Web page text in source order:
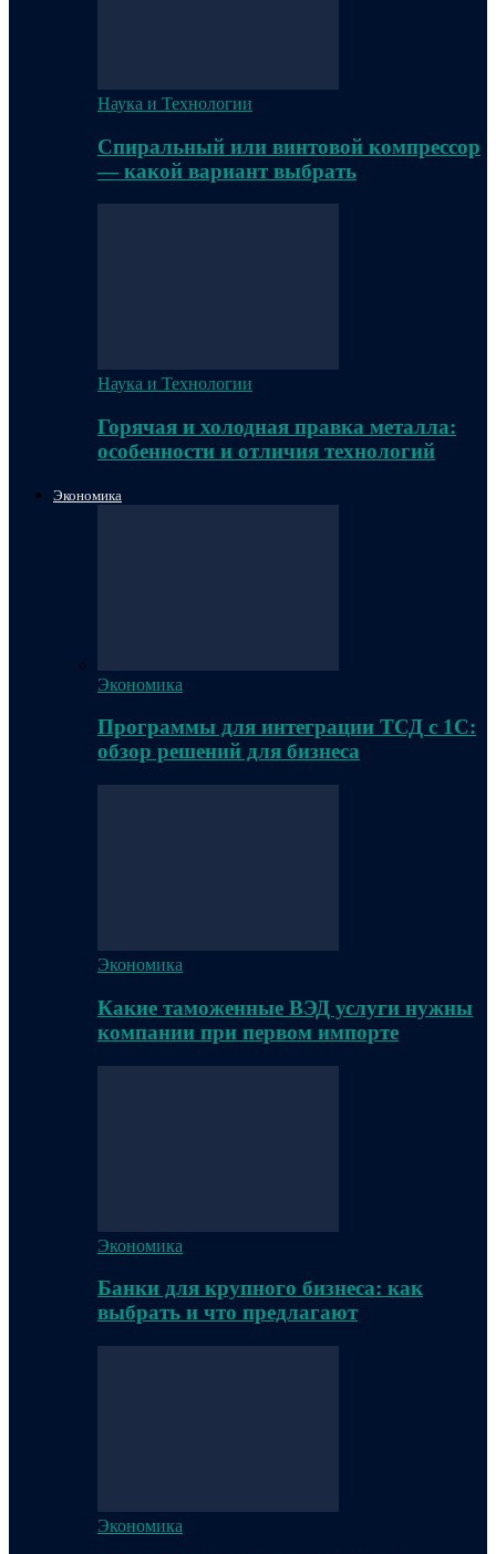
Наука и Технологии
Спиральный или винтовой компрессор
— какой вариант выбрать
Наука и Технологии
Горячая и холодная правка металла:
особенности и отличия технологий
Экономика
Экономика
Программы для интеграции ТСД с 1С:
обзор решений для бизнеса
Экономика
Какие таможенные ВЭД услуги нужны
компании при первом импорте
Экономика
Банки для крупного бизнеса: как
выбрать и что предлагают
Экономика